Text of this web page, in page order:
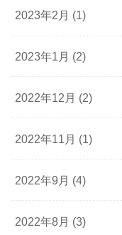
2023年2月 (1)
2023年1月 (2)
2022年12月 (2)
2022年11月 (1)
2022年9月 (4)
2022年8月 (3)